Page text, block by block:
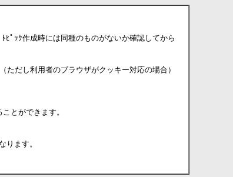
ﾋﾟｯｸ作成時には同種のものがないか確認してから
だし利用者のブラウザがクッキー対応の場合）
とができます。
ります。